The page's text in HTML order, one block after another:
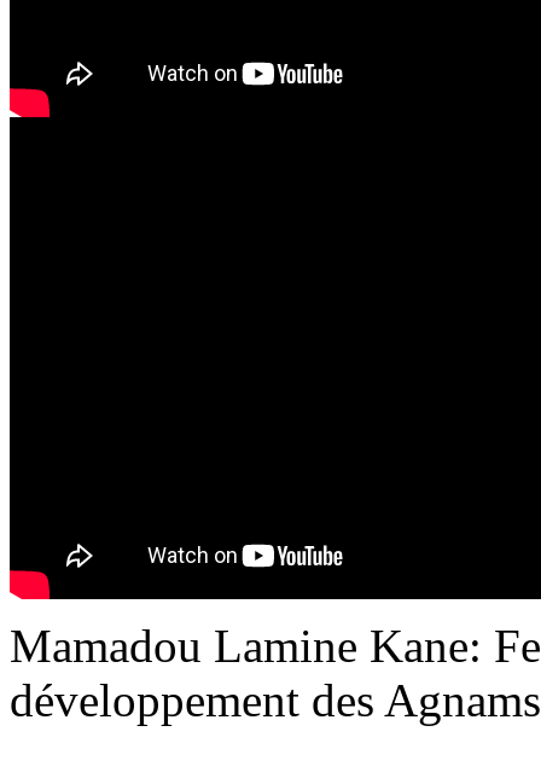
Mamadou Lamine Kane:
développement des Agnams